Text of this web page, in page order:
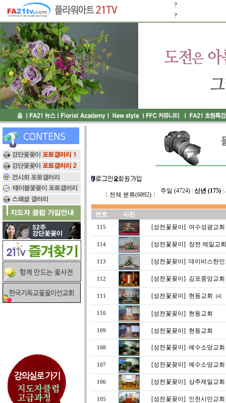
?
?
전체 분류(6892)┃
주일 (4724)| 신년 (175)|
번호 사진
115 [성전꽃꽂이] 여수성광교회
114 [성전꽃꽂이] 장전 제일교회
113 [성전꽃꽂이] 데이비스한
112 [성전꽃꽂이] 김포중앙교
111 [성전꽃꽂이] 현동교회 [4]
110 [성전꽃꽂이] 현동교회
109 [성전꽃꽂이] 현동교회
108 [성전꽃꽂이] 예수소망교회
107 [성전꽃꽂이] 예수소망교회
106 [성전꽃꽂이] 상주제일교
105 [성전꽃꽂이] 인천시민교회